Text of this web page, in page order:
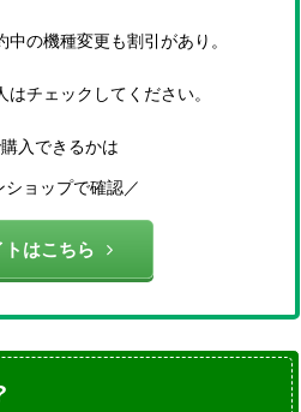
の機種変更も割引があり。
チェックしてください。
入できるかは
ョップで確認／
はこちら